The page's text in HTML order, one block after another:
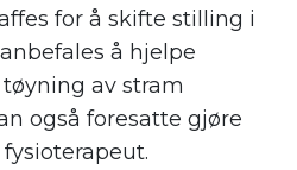
for å skifte stilling i
å hjelpe
av stram
også foresatte gjøre